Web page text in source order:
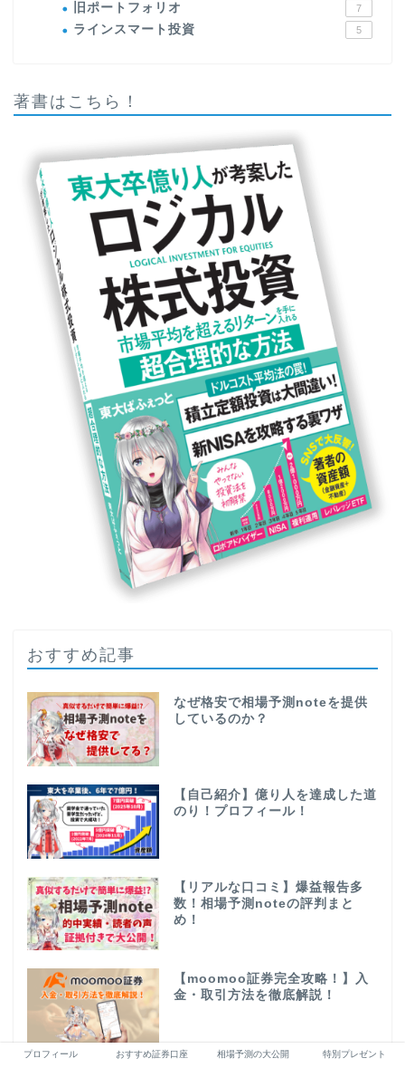
旧ポートフォリオ 7
ラインスマート投資 5
著書はこちら！
おすすめ記事
なぜ格安で相場予測noteを提供
しているのか？
【自己紹介】億り人を達成した道
のり！プロフィール！
【リアルな口コミ】爆益報告多
数！相場予測noteの評判まと
め！
【moomoo証券完全攻略！】入
金・取引方法を徹底解説！
プロフィール おすすめ証券口座 相場予測の大公開 特別プレゼント